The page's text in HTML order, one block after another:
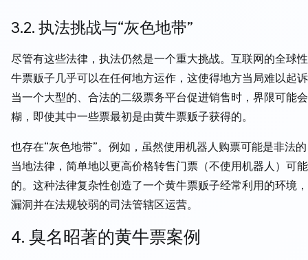
3.2. 执法挑战与“灰色地带”
尽管有这些法律，执法仍然是一个重大挑战。互联网的全球
牛票贩子几乎可以在任何地方运作，这使得地方当局难以起
当一个大型的、合法的二级票务平台促进销售时，界限可能
糊，即使其中一些票最初是由黄牛票贩子获得的。
也存在“灰色地带”。例如，虽然使用机器人购票可能是非法
当地法律，简单地以更高价格转售门票（不使用机器人）可
的。这种法律复杂性创造了一个黄牛票贩子经常利用的环境
漏洞并在法规较弱的司法管辖区运营。
4. 臭名昭著的黄牛票案例